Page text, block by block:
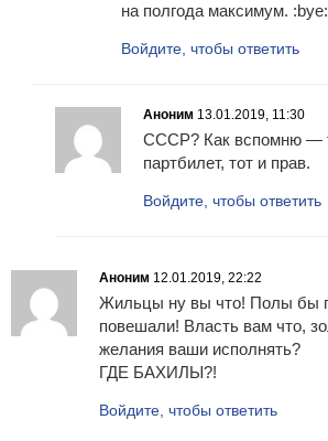
на полгода максимум. :bye:
Войдите, чтобы ответить
Аноним 13.01.2019, 11:30
СССР? Как вспомню —
партбилет, тот и прав.
Войдите, чтобы ответить
Аноним 12.01.2019, 22:22
Жильцы ну вы что! Полы бы
повешали! Власть вам что,
желания ваши исполнять?
ГДЕ БАХИЛЫ?!
Войдите, чтобы ответить